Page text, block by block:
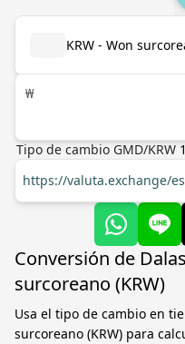
KRW - Won
₩
Tipo de cambio GMD/KRW
https://valuta.exchange/
Conversión de
surcoreano (KRW)
Usa el tipo de cambio en
surcoreano (KRW) para